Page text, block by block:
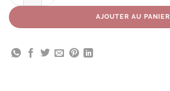
AJOUTER AU PANIER